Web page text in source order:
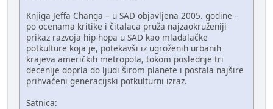
Knjiga Jeffa Changa – u SAD objavljena 2005. godine –
po ocenama kritike i čitalaca pruža najzaokruženiji
prikaz razvoja hip-hopa u SAD kao mladalačke
potkulture koja je, potekavši iz ugroženih urbanih
krajeva američkih metropola, tokom poslednje tri
decenije doprla do ljudi širom planete i postala najšire
prihvaćeni generacijski potkulturni izraz.
Satnica: